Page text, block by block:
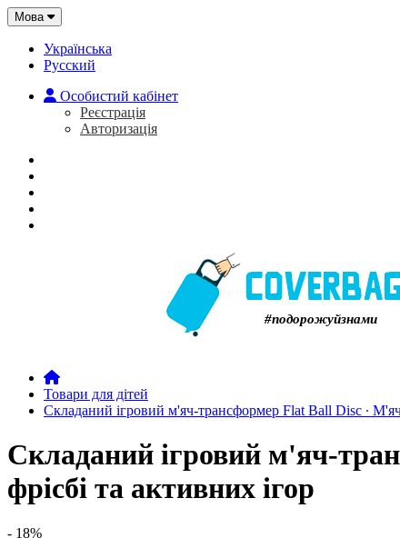
Мова
Українська
Русский
Особистий кабінет
Реєстрація
Авторизація
#подорожуйзнами
Товари для дітей
Складаний ігровий м'яч-трансформер Flat Ball Disc ∙
Складаний ігровий м'яч-
фрісбі та активних ігор
- 18%